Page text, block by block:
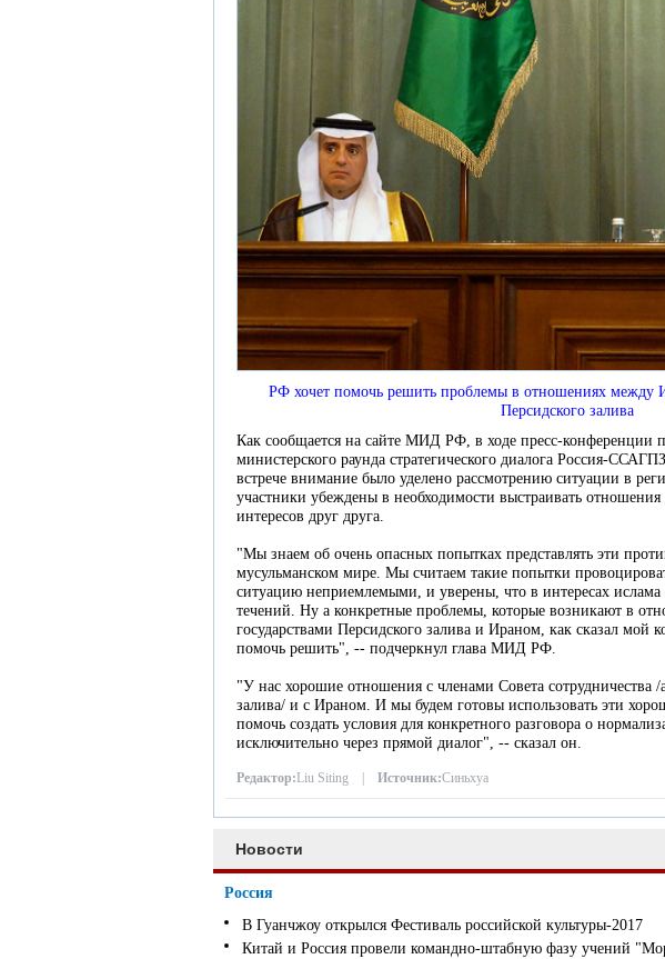
РФ хочет помочь решить проблемы в отношениях между
Персидского залива
Как сообщается на сайте МИД РФ, в ходе пресс-конференции
министерского раунда стратегического диалога Россия-
встрече внимание было уделено рассмотрению ситуации в
участники убеждены в необходимости выстраивать отношения
интересов друг друга.
"Мы знаем об очень опасных попытках представлять эти
мусульманском мире. Мы считаем такие попытки
ситуацию неприемлемыми, и уверены, что в интересах ислама
течений. Ну а конкретные проблемы, которые возникают в
государствами Персидского залива и Ираном, как сказал мой
помочь решить", -- подчеркнул глава МИД РФ.
"У нас хорошие отношения с членами Совета сотрудничества /
залива/ и с Ираном. И мы будем готовы использовать эти
помочь создать условия для конкретного разговора о
исключительно через прямой диалог", -- сказал он.
Редактор:Liu Siting | Источник:Синьхуа
Новости
Россия
В Гуанчжоу открылся Фестиваль российской культуры-2017
Китай и Россия провели командно-штабную фазу учений